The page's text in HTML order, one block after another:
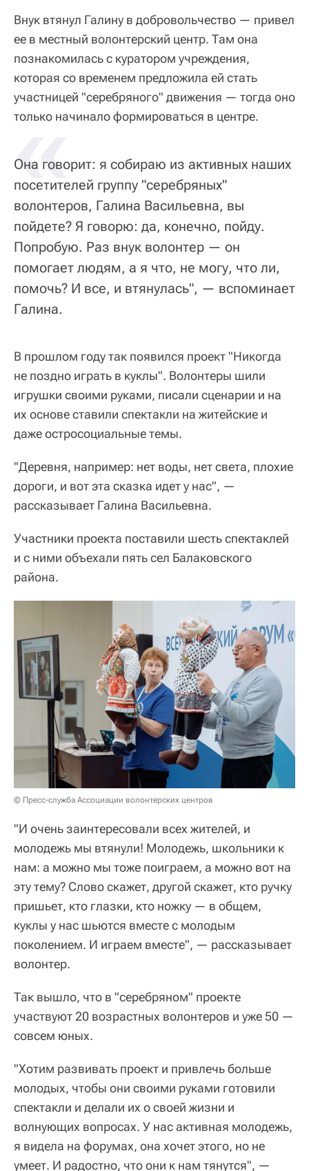
Внук втянул Галину в добровольчество — привел
ее в местный волонтерский центр. Там она
познакомилась с куратором учреждения,
которая со временем предложила ей стать
участницей "серебряного" движения — тогда оно
только начинало формироваться в центре.
«
Она говорит: я собираю из активных наших
посетителей группу "серебряных"
волонтеров, Галина Васильевна, вы
пойдете? Я говорю: да, конечно, пойду.
Попробую. Раз внук волонтер — он
помогает людям, а я что, не могу, что ли,
помочь? И все, и втянулась", — вспоминает
Галина.
В прошлом году так появился проект "Никогда
не поздно играть в куклы". Волонтеры шили
игрушки своими руками, писали сценарии и на
их основе ставили спектакли на житейские и
даже остросоциальные темы.
"Деревня, например: нет воды, нет света, плохие
дороги, и вот эта сказка идет у нас", —
рассказывает Галина Васильевна.
Участники проекта поставили шесть спектаклей
и с ними объехали пять сел Балаковского
района.
© Пресс-служба Ассоциации волонтерских центров
"И очень заинтересовали всех жителей, и
молодежь мы втянули! Молодежь, школьники к
нам: а можно мы тоже поиграем, а можно вот на
эту тему? Слово скажет, другой скажет, кто ручку
пришьет, кто глазки, кто ножку — в общем,
куклы у нас шьются вместе с молодым
поколением. И играем вместе", — рассказывает
волонтер.
Так вышло, что в "серебряном" проекте
участвуют 20 возрастных волонтеров и уже 50 —
совсем юных.
"Хотим развивать проект и привлечь больше
молодых, чтобы они своими руками готовили
спектакли и делали их о своей жизни и
волнующих вопросах. У нас активная молодежь,
я видела на форумах, она хочет этого, но не
умеет. И радостно, что они к нам тянутся", —